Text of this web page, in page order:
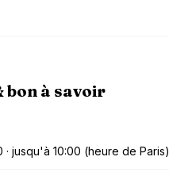
bon à savoir
· jusqu'à 10:00 (heure de Paris)